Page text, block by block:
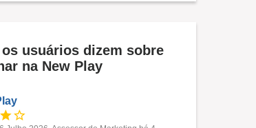
usuários dizem sobre
na New Play